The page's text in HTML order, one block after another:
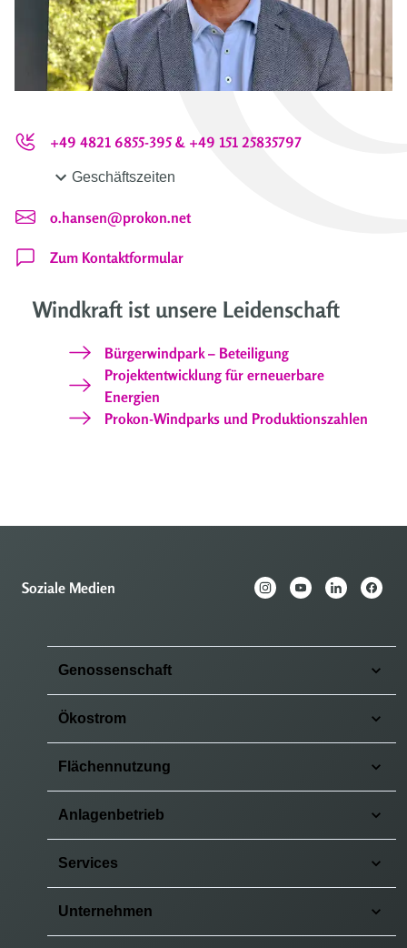
+49 4821 6855-395 & +49 151 25835797
Geschäftszeiten
o.hansen@prokon.net
Zum Kontaktformular
Windkraft ist unsere Leidenschaft
Bürgerwindpark – Beteiligung
Projektentwicklung für erneuerbare
Energien
Prokon-Windparks und Produktionszahlen
Soziale Medien
Genossenschaft
Ökostrom
Flächennutzung
Anlagenbetrieb
Services
Unternehmen